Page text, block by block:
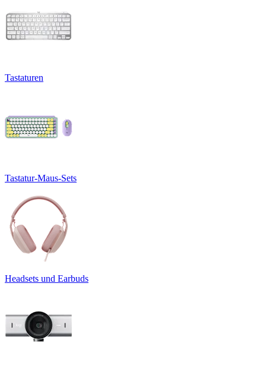
Tastaturen
Tastatur-Maus-Sets
Headsets und Earbuds